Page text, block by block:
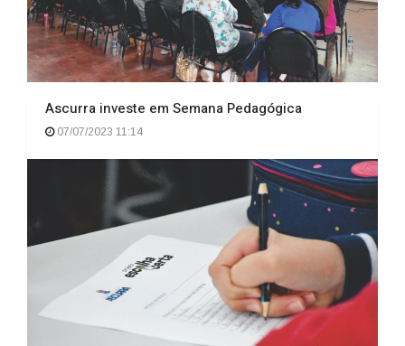
Ascurra investe em Semana Pedagógica
07/07/2023 11:14